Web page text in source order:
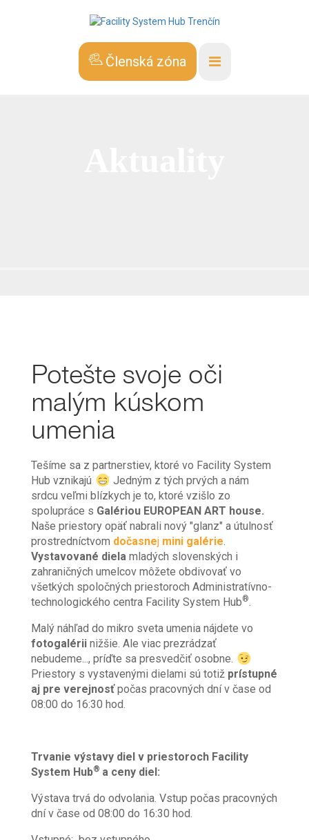
Členská zóna
Potešte svoje oči
malým kúskom
umenia
Tešíme sa z partnerstiev, ktoré vo Facility System
Hub vznikajú
Jedným z tých prvých a nám
srdcu veľmi blízkych je to, ktoré vzišlo zo
spolupráce s Galériou EUROPEAN ART house.
Naše priestory opäť nabrali nový "glanz" a útulnosť
prostredníctvom dočasnej mini galérie.
Vystavované diela mladých slovenských i
zahraničných umelcov môžete obdivovať vo
všetkých spoločných priestoroch Administratívno-
technologického centra Facility System Hub®.
Malý náhľad do mikro sveta umenia nájdete vo
fotogalérii nižšie. Ale viac prezrádzať
nebudeme..., príďte sa presvedčiť osobne.
Priestory s vystavenými dielami sú totiž prístupné
aj pre verejnosťpočas pracovných dní v čase od
08:00 do 16:30 hod.
Trvanie výstavy diel v priestoroch Facility
System Hub® a ceny diel:
Výstava trvá do odvolania. Vstup počas pracovných
dní v čase od 08:00 do 16:30 hod.